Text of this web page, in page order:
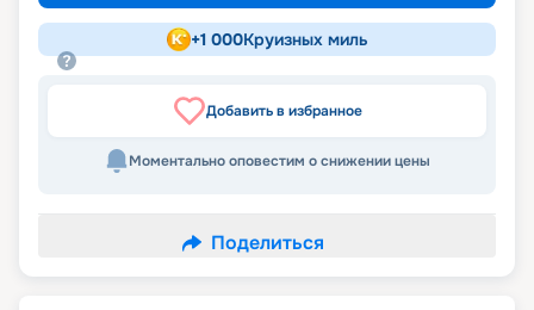
+1 000Круизных миль
Добавить в избранное
Моментально оповестим о снижении цены
Поделиться